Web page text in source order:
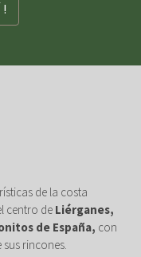
!
de la costa
centro de Liérganes,
de España, con
rincones.